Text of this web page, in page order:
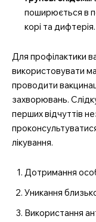
поширюється в
корі та дифтерія.
Для профілактики
використовувати
проводити
захворювань.
перших відчуттів
лікування.
Дотримання
Уникання
Використання